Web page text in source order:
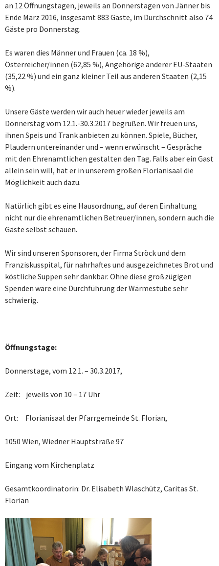
an 12 Öffnungstagen, jeweils an Donnerstagen von Jänner bis
Ende März 2016, insgesamt 883 Gäste, im Durchschnitt also 74
Gäste pro Donnerstag.
Es waren dies Männer und Frauen (ca. 18 %),
Österreicher/innen (62,85 %), Angehörige anderer EU-Staaten
(35,22 %) und ein ganz kleiner Teil aus anderen Staaten (2,15
%).
Unsere Gäste werden wir auch heuer wieder jeweils am
Donnerstag vom 12.1.-30.3.2017 begrüßen. Wir freuen uns,
ihnen Speis und Trank anbieten zu können. Spiele, Bücher,
Plaudern untereinander und – wenn erwünscht – Gespräche
mit den Ehrenamtlichen gestalten den Tag. Falls aber ein Gast
allein sein will, hat er in unserem großen Florianisaal die
Möglichkeit auch dazu.
Natürlich gibt es eine Hausordnung, auf deren Einhaltung
nicht nur die ehrenamtlichen Betreuer/innen, sondern auch die
Gäste selbst schauen.
Wir sind unseren Sponsoren, der Firma Ströck und dem
Franziskusspital, für nahrhaftes und ausgezeichnetes Brot und
köstliche Suppen sehr dankbar. Ohne diese großzügigen
Spenden wäre eine Durchführung der Wärmestube sehr
schwierig.
Öffnungstage:
Donnerstage, vom 12.1. – 30.3.2017,
Zeit: jeweils von 10 – 17 Uhr
Ort: Florianisaal der Pfarrgemeinde St. Florian,
1050 Wien, Wiedner Hauptstraße 97
Eingang vom Kirchenplatz
Gesamtkoordinatorin: Dr. Elisabeth Wlaschütz, Caritas St.
Florian